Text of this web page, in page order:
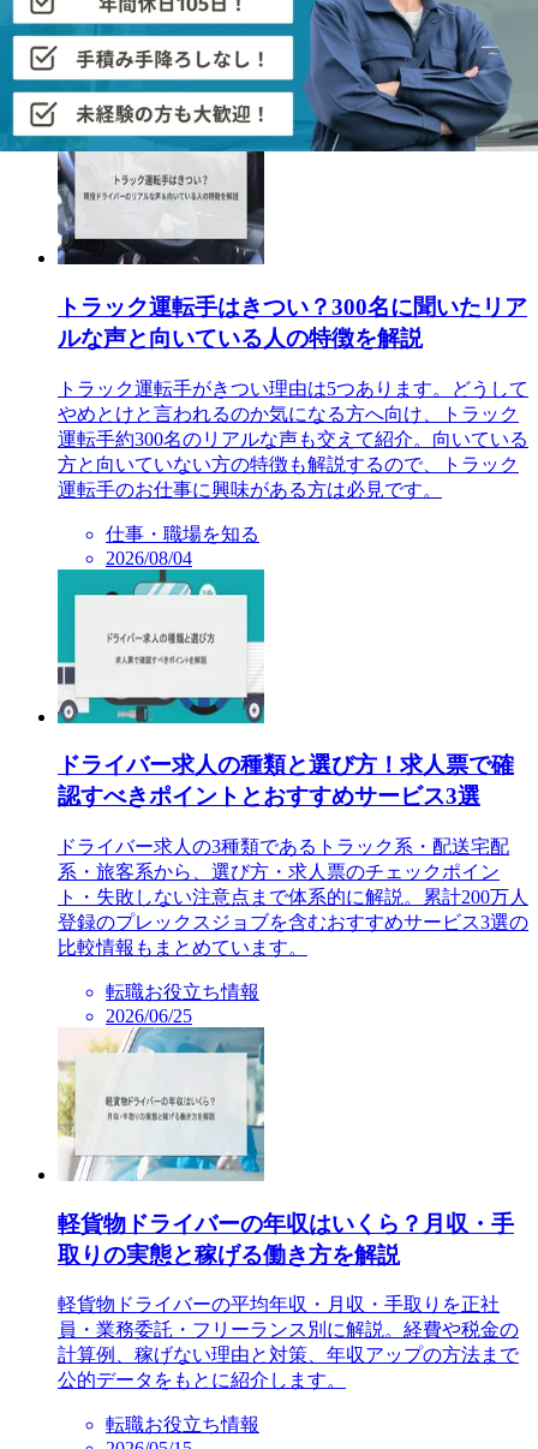
ドライバーの求人をもっと見る
あなたにおすすめの記事
トラック運転手はきつい？300名に聞いたリア
ルな声と向いている人の特徴を解説
トラック運転手がきつい理由は5つあります。どうして
やめとけと言われるのか気になる方へ向け、トラック
運転手約300名のリアルな声も交えて紹介。向いている
方と向いていない方の特徴も解説するので、トラック
運転手のお仕事に興味がある方は必見です。
仕事・職場を知る
2026/08/04
ドライバー求人の種類と選び方！求人票で確
認すべきポイントとおすすめサービス3選
ドライバー求人の3種類であるトラック系・配送宅配
系・旅客系から、選び方・求人票のチェックポイン
ト・失敗しない注意点まで体系的に解説。累計200万人
登録のプレックスジョブを含むおすすめサービス3選の
比較情報もまとめています。
転職お役立ち情報
2026/06/25
軽貨物ドライバーの年収はいくら？月収・手
取りの実態と稼げる働き方を解説
軽貨物ドライバーの平均年収・月収・手取りを正社
員・業務委託・フリーランス別に解説。経費や税金の
計算例、稼げない理由と対策、年収アップの方法まで
公的データをもとに紹介します。
転職お役立ち情報